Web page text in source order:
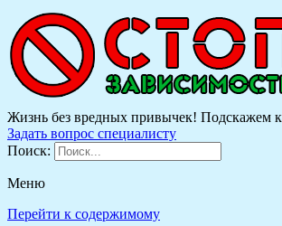
Жизнь без вредных привычек! Подскажем
Задать вопрос специалисту
Поиск:
Меню
Перейти к содержимому